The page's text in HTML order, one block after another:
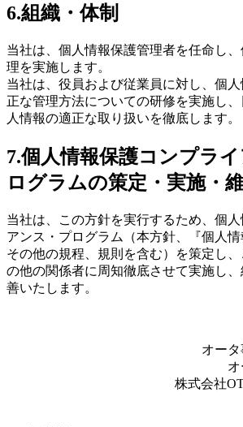
6.組織・体制
当社は、個人情報保護管理者を任命し
理を実施します。
当社は、役員および従業員に対し、個
正な管理方法についての研修を実施し
人情報の適正な取り扱いを徹底します。
7.個人情報保護コンプラ
ログラムの策定・実施・
当社は、この方針を実行するため、個
アンス・プログラム（本方針、『個人
その他の規程、規則を含む）を策定し
の他の関係者に周知徹底させて実施し
善いたします。
オー
株式会社